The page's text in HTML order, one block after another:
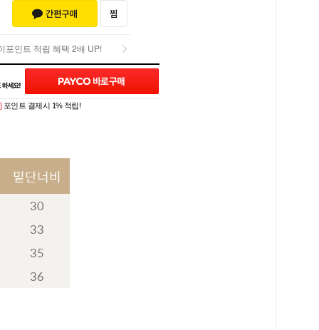
포인트 적립 혜택 2배 UP!
포인트 적립 혜택 2배 UP!
포인트 결제시 1% 적립!
(0)
밑단너비
30
33
35
36